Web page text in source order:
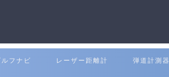
フナビ レーザー距離計 弾道計測器